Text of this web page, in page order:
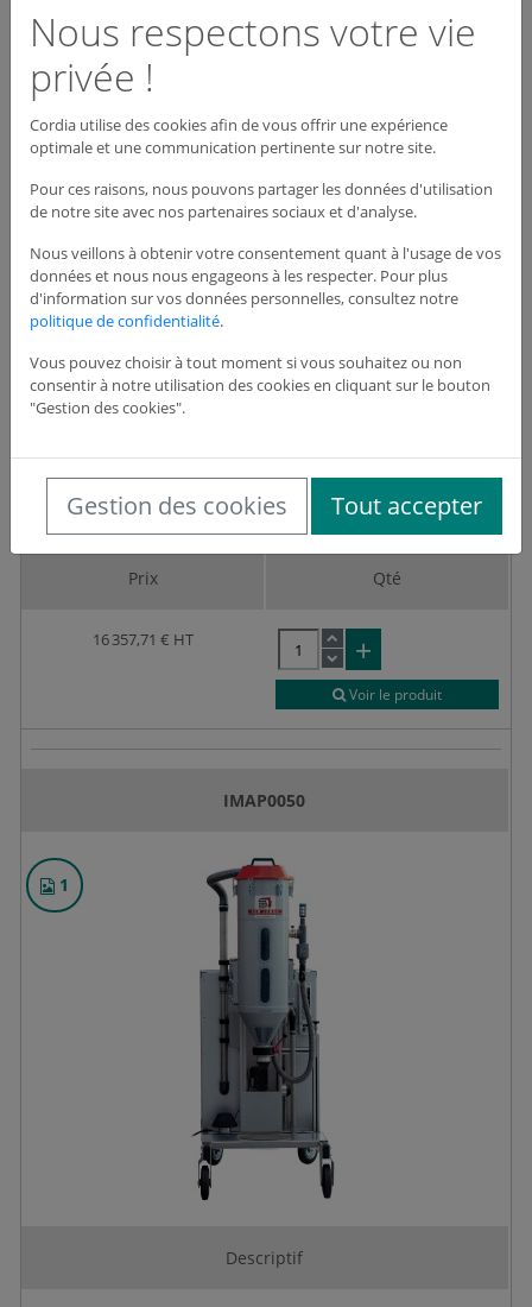
PSM Power
Modèle : PSM Power
Puissance moteur : 1,8 kW
Inverseur : électrique
Capacité d'aspiration : 2400 l/min
Contenance : Réservoir : 12 kg
Application(s) : Pour extincteurs jusqu'à 250 kg
Poids : 81 kg
Hauteur de transport : H.1850 mm.
Hauteur de travail : 2160 mmm
Dispo
Nous consulter
Prix
16 357,71 € HT
Qté
Voir le produit
IMAP0050
1
Descriptif
Nous respectons votre vie
privée !
Cordia utilise des cookies afin de vous offrir une expérience
optimale et une communication pertinente sur notre site.
Pour ces raisons, nous pouvons partager les données d'utilisation
de notre site avec nos partenaires sociaux et d'analyse.
Nous veillons à obtenir votre consentement quant à l'usage de vos
données et nous nous engageons à les respecter. Pour plus
d'information sur vos données personnelles, consultez notre
politique de confidentialité.
Vous pouvez choisir à tout moment si vous souhaitez ou non
consentir à notre utilisation des cookies en cliquant sur le bouton
"Gestion des cookies".
Gestion des cookies Tout accepter